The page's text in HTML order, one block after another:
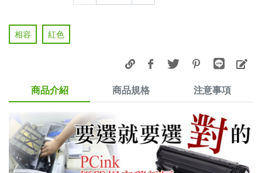
相容 紅色
商品介紹 商品規格 注意事項